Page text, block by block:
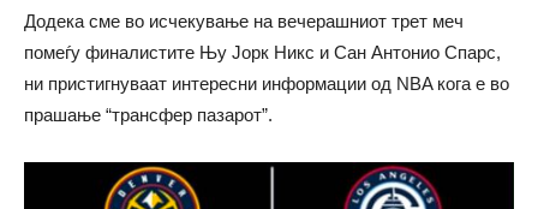
Додека сме во исчекување на вечерашниот трет меч
помеѓу финалистите Њу Јорк Никс и Сан Антонио Спарс,
ни пристигнуваат интересни информации од NBA кога е во
прашање “трансфер пазарот”.